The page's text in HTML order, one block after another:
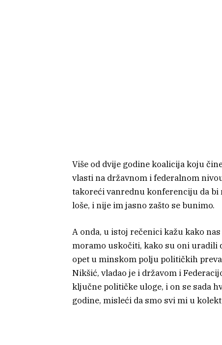
Više od dvije godine koalicija koju
vlasti na državnom i federalnom
takoreći vanrednu konferenciju da bi
loše, i nije im jasno zašto se bunimo.
A onda, u istoj rečenici kažu kako
moramo uskočiti, kako su oni uradili
opet u minskom polju političkih
Nikšić, vladao je i državom i
ključne političke uloge, i on se sada
godine, misleći da smo svi mi u